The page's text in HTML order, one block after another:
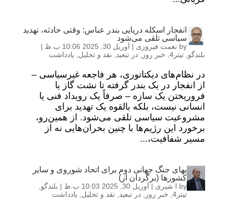
انفجار اسکله دریایی بندر عباس: وقتی حادثه، تهدید
سیاسی تلقی می‌شود
by نعمت فیروزی | آوریل 30, 2025 10:06 ب.ظ
|
بلندگو تیتر4 , خبر روز در تبعید نقد و تحلیل یادداشت
در نظام‌های دیکتاتوری، هر فاجعه‌ غیرسیاسی –
از انفجار در یک بندر گرفته تا نشت گاز یا
فروریختن یک سازه – صرفاً یک رویداد فنی یا
انسانی نیست، بلکه بالقوه یک تهدید برای
مشروعیت سیاسی تلقی می‌شود. از همین‌رو،
برخورد این رژیم‌ها با چنین بحران‌هایی نه از
مسیر شفافیت،...
بهای جنگ جهانی دوم برای اتحاد شوروی و سایر
کشورها (برگردان از)
by ا شیری | آوریل 30, 2025 10:03 ب.ظ | بلندگو
تیتر4
, خبر روز در تبعید نقد و تحلیل یادداشت